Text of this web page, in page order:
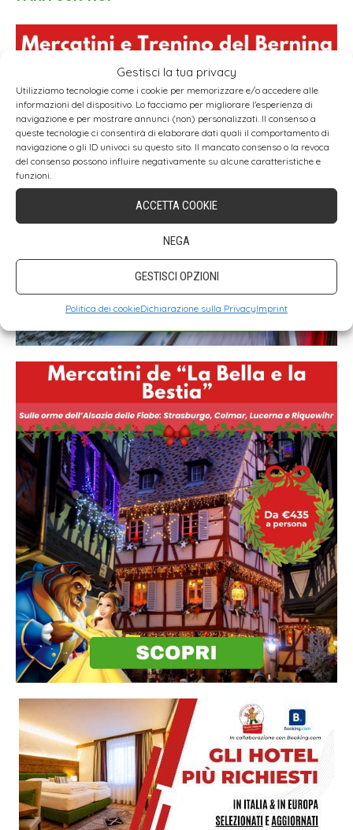
Gestisci la tua privacy
Utilizziamo tecnologie come i cookie per memorizzare e/o accedere alle
informazioni del dispositivo. Lo facciamo per migliorare l'esperienza di
navigazione e per mostrare annunci (non) personalizzati. Il consenso a
queste tecnologie ci consentirà di elaborare dati quali il comportamento di
navigazione o gli ID univoci su questo sito. Il mancato consenso o la revoca
del consenso possono influire negativamente su alcune caratteristiche e
funzioni.
ACCETTA COOKIE
NEGA
GESTISCI OPZIONI
Politica dei cookieDichiarazione sulla PrivacyImprint